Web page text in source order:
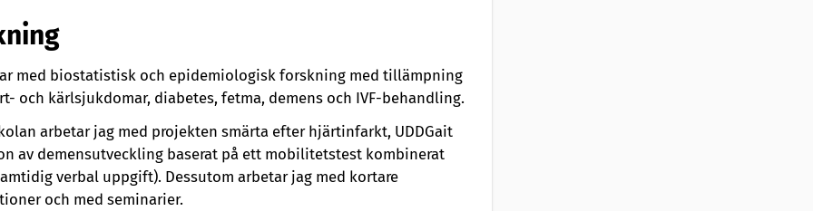
med biostatistisk och epidemiologisk forskning med tillämpning
och kärlsjukdomar, diabetes, fetma, demens och IVF-behandling.
arbetar jag med projekten smärta efter hjärtinfarkt, UDDGait
av demensutveckling baserat på ett mobilitetstest kombinerat
verbal uppgift). Dessutom arbetar jag med kortare
och med seminarier.